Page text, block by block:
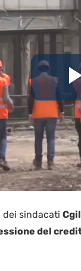
dei sindacati Cgil
del